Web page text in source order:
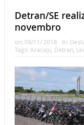
Detran/SE
novembro
on: 09/11/ 2018 In:
Tags: Aracaju Detran